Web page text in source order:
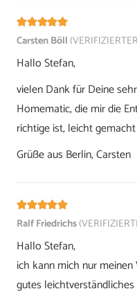
Bewertet mit5von 5
Carsten Böll
Hallo Stefan,
vielen Dank für Deine
Homematic, die mir die
richtige ist, leicht
Grüße aus Berlin, Carsten
Bewertet mit5von 5
Ralf Friedrichs
Hallo Stefan,
ich kann mich nur
gutes